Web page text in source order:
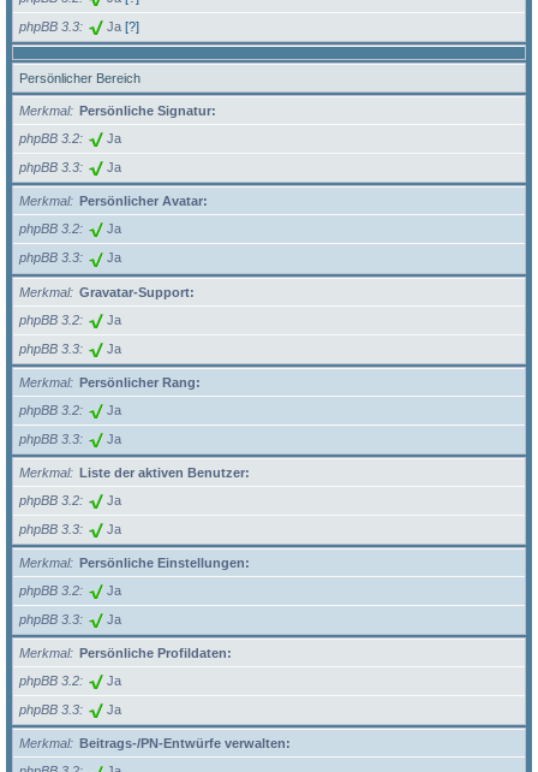
phpBB 3.3 Ja [?]
Persönlicher Bereich
Merkmal
Persönliche Signatur:
phpBB 3.2
Ja
phpBB 3.3 Ja
Merkmal
Persönlicher Avatar:
phpBB 3.2
Ja
phpBB 3.3 Ja
Merkmal
Gravatar-Support:
phpBB 3.2
Ja
phpBB 3.3 Ja
Merkmal
Persönlicher Rang:
phpBB 3.2
Ja
phpBB 3.3 Ja
Merkmal
Liste der aktiven Benutzer:
phpBB 3.2
Ja
phpBB 3.3 Ja
Merkmal
Persönliche Einstellungen:
phpBB 3.2
Ja
phpBB 3.3 Ja
Merkmal
Persönliche Profildaten:
phpBB 3.2
Ja
phpBB 3.3 Ja
Merkmal
Beitrags-/PN-Entwürfe verwalten: